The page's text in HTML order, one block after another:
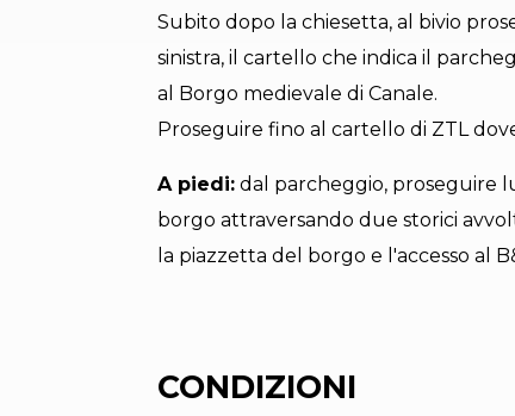
Subito dopo la chiesetta, al bivio
sinistra, il cartello che indica il
al Borgo medievale di Canale.
Proseguire fino al cartello di ZTL
A piedi: dal parcheggio, proseguire
borgo attraversando due storici
la piazzetta del borgo e l'accesso al
CONDIZIONI